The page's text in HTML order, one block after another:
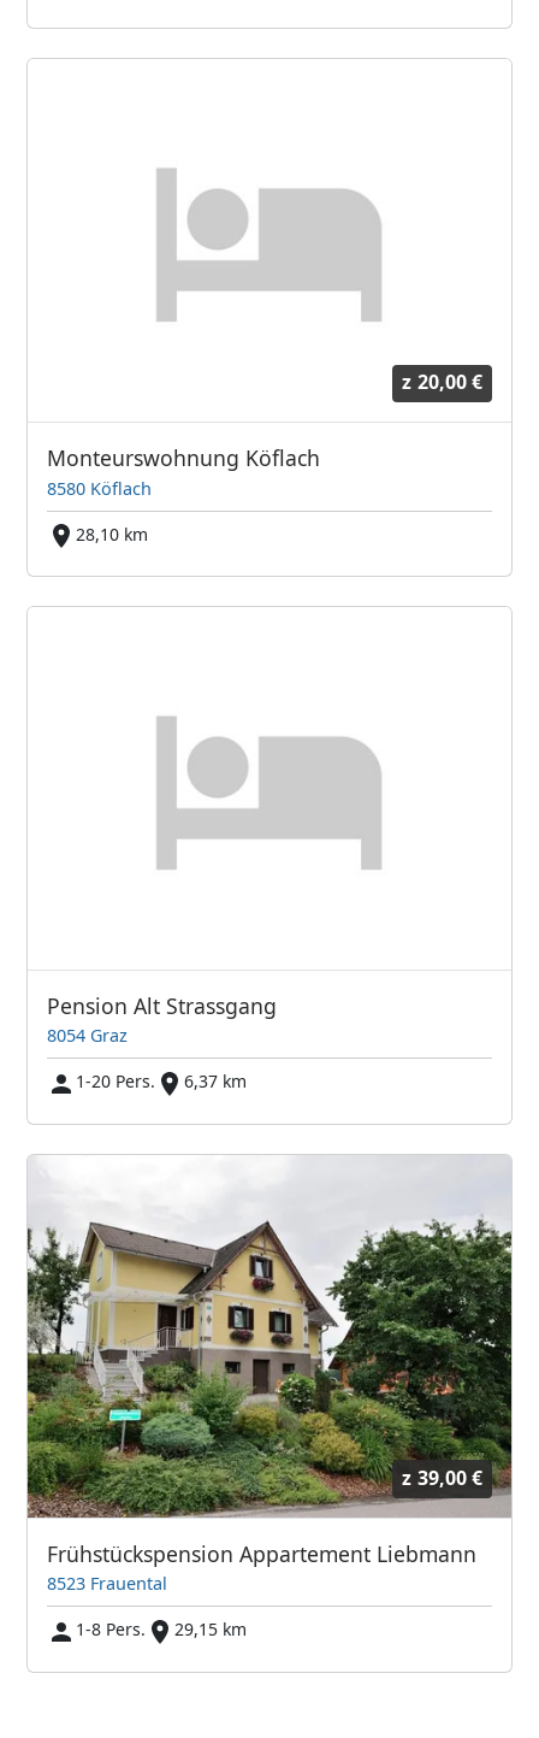
z 20,00 €
Monteurswohnung Köflach
8580 Köflach
28,10 km
Pension Alt Strassgang
8054 Graz
1-20 Pers.
6,37 km
z 39,00 €
Frühstückspension Appartement Liebmann
8523 Frauental
1-8 Pers.
29,15 km